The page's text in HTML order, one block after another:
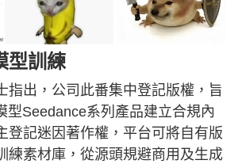
型訓練
指出，公司此番集中登記版權，旨
型Seedance系列產品建立合規內
登記迷因著作權，平台可將自有版
練素材庫，從源頭規避商用及生成